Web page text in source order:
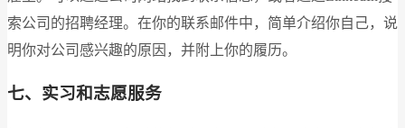
索公司的招聘经理。在你的联系邮件中，简单介绍你自己，说
明你对公司感兴趣的原因，并附上你的履历。
七、实习和志愿服务